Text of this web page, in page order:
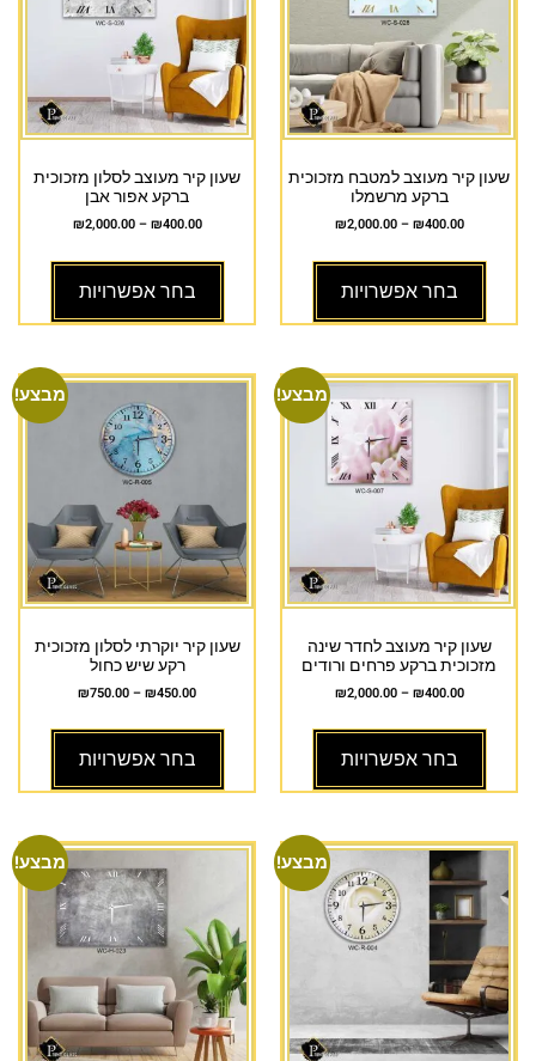
שעון קיר מעוצב למטבח מזכוכית
ברקע מרשמלו
₪400.00
–
₪2,000.00
בחר אפשרויות
שעון קיר מעוצב לסלון מזכוכית
ברקע אפור אבן
₪400.00
–
₪2,000.00
בחר אפשרויות
מבצע!
שעון קיר מעוצב לחדר שינה
מזכוכית ברקע פרחים ורודים
₪400.00
–
₪2,000.00
בחר אפשרויות
מבצע!
שעון קיר יוקרתי לסלון מזכוכית
רקע שיש כחול
₪450.00
–
₪750.00
בחר אפשרויות
מבצע! מבצע!